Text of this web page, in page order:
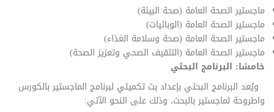
ماجستير الصحة العامة (صحة البيئة)
ماجستير الصحة العامة (الوبائيات)
ماجستير الصحة العامة (صحة وسلامة الغذاء)
ماجستير الصحة العامة (التثقيف الصحي وتعزيز الصحة)
خامسًا: البرنامج البحثي
ويُعد البرنامج البحثي بإعداد بث تكميلي لبرنامج الماجستير بالكورس
واطروحة لماجستير بالبحث، وذلك على النحو الآتي: